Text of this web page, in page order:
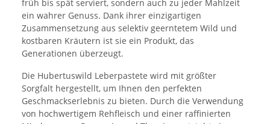
früh bis spät serviert, sondern auch zu jeder Mahlzeit
ein wahrer Genuss. Dank ihrer einzigartigen
Zusammensetzung aus selektiv geerntetem Wild und
kostbaren Kräutern ist sie ein Produkt, das
Generationen überzeugt.
Die Hubertuswild Leberpastete wird mit größter
Sorgfalt hergestellt, um Ihnen den perfekten
Geschmackserlebnis zu bieten. Durch die Verwendung
von hochwertigem Rehfleisch und einer raffinierten